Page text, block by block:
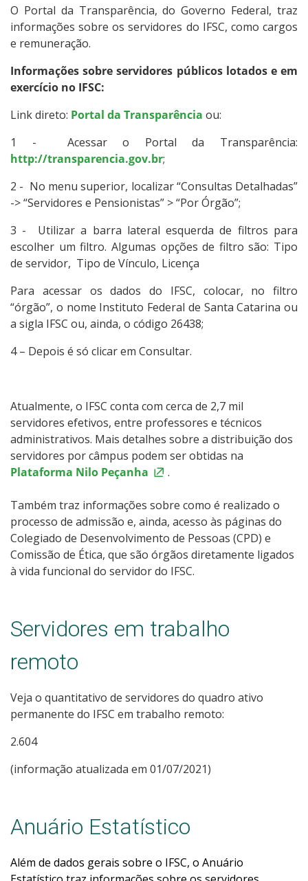
Publicações Oficiais
Consulta a processos
Relação com Fundação de Apoio
O Portal da Transparência, do Governo Federal, traz
informações sobre os servidores do IFSC, como cargos
e remuneração.
Informações sobre servidores públicos lotados e em
exercício no IFSC:
Link direto: Portal da Transparência ou:
1 - Acessar o Portal da Transparência:
http://transparencia.gov.br;
2 - No menu superior, localizar “Consultas Detalhadas”
-> “Servidores e Pensionistas” > “Por Órgão”;
3 - Utilizar a barra lateral esquerda de filtros para
escolher um filtro. Algumas opções de filtro são: Tipo
de servidor, Tipo de Vínculo, Licença
Para acessar os dados do IFSC, colocar, no filtro
“órgão”, o nome Instituto Federal de Santa Catarina ou
a sigla IFSC ou, ainda, o código 26438;
4 – Depois é só clicar em Consultar.
Atualmente, o IFSC conta com cerca de 2,7 mil
servidores efetivos, entre professores e técnicos
administrativos. Mais detalhes sobre a distribuição dos
servidores por câmpus podem ser obtidas na
Plataforma Nilo Peçanha
.
Também traz informações sobre como é realizado o
processo de admissão e, ainda, acesso às páginas do
Colegiado de Desenvolvimento de Pessoas (CPD) e
Comissão de Ética, que são órgãos diretamente ligados
à vida funcional do servidor do IFSC.
Servidores em trabalho
remoto
Veja o quantitativo de servidores do quadro ativo
permanente do IFSC em trabalho remoto:
2.604
(informação atualizada em 01/07/2021)
Anuário Estatístico
Além de dados gerais sobre o IFSC, o Anuário